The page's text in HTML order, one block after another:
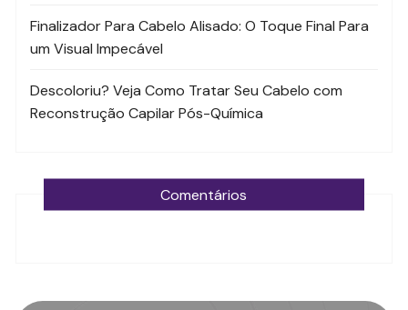
Finalizador Para Cabelo Alisado: O Toque Final Para
um Visual Impecável
Descoloriu? Veja Como Tratar Seu Cabelo com
Reconstrução Capilar Pós-Química
Comentários